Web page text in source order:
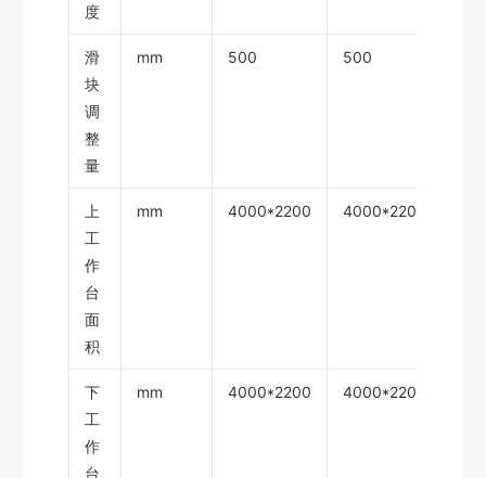
度
滑
块
调
整
量
mm 500 500
上
工
作
台
面
积
mm 4000*2200 4000*2200
下
工
作
台
mm 4000*2200 4000*2200